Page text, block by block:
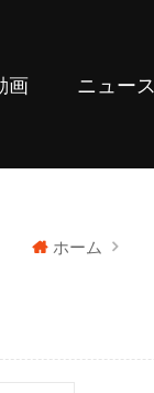
画 ニュース
ホーム